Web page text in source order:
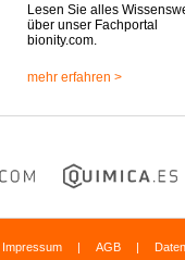
Lesen Sie alles
über unser Fachportal
bionity.com.
mehr erfahren >
Impressum | AGB |